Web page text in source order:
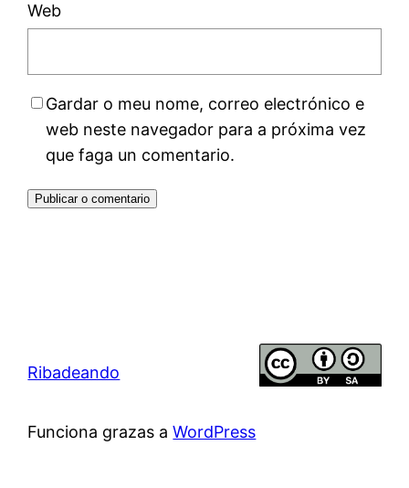
Web
Gardar o meu nome, correo electrónico e
web neste navegador para a próxima vez
que faga un comentario.
Ribadeando
Funciona grazas aWordPress